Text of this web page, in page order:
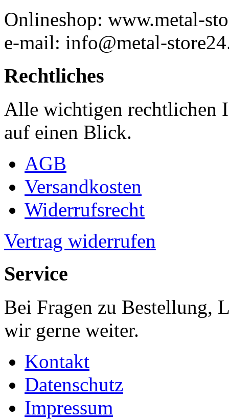
Onlineshop: www.metal-
e-mail: info@metal-
Rechtliches
Alle wichtigen rechtlichen
auf einen Blick.
AGB
Versandkosten
Widerrufsrecht
Vertrag widerrufen
Service
Bei Fragen zu Bestellung,
wir gerne weiter.
Kontakt
Datenschutz
Impressum